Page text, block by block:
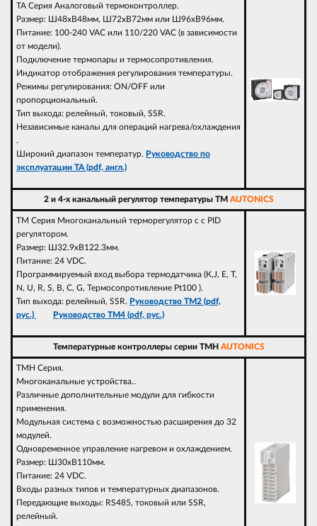
TA Серия Аналоговый термоконтроллер.
Размер: Ш48xВ48мм, Ш72xВ72мм или Ш96xВ96мм.
Питание: 100-240 VAC или 110/220 VAC (в зависимости
от модели).
Подключение термопары и термосопротивления.
Индикатор отображения регулирования температуры.
Режимы регулирования: ON/OFF или
пропорциональный.
Тип выхода: релейный, токовый, SSR.
Независимые каналы для операций нагрева/охлаждения
.
Широкий диапазон температур. Руководство по
эксплуатации TA (pdf, англ.)
2 и 4-х канальный регулятор температуры TM AUTONICS
TM Серия Многоканальный терморегулятор с с PID
регулятором.
Размер: Ш32.9хВ122.3мм.
Питание: 24 VDC.
Программируемый вход выбора термодатчика (К,J, E, T,
N, U, R, S, B, C, G, Термосопротивление Pt100 ).
Тип выхода: релейный, SSR. Руководство TM2 (pdf,
рус.)
Руководство TM4 (pdf, рус.)
Температурные контроллеры серии TMH AUTONICS
TMH Серия.
Многоканальные устройства..
Различные дополнительные модули для гибкости
применения.
Модульная система с возможностью расширения до 32
модулей.
Одновременное управление нагревом и охлаждением.
Размер: Ш30хВ110мм.
Питание: 24 VDC.
Входы разных типов и температурных диапазонов.
Передающие выходы: RS485, токовый или SSR,
релейный.